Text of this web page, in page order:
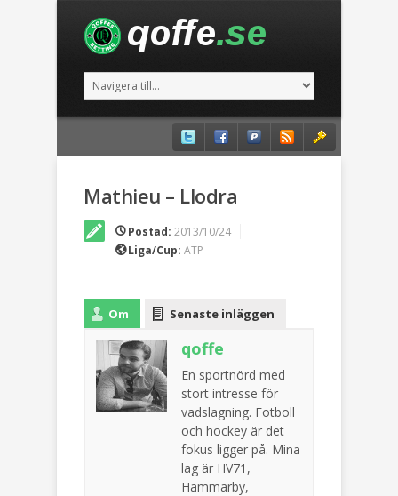
Mathieu – Llodra
Postad: 2013/10/24
Liga/Cup: ATP
Om Senaste inläggen
qoffe
En sportnörd med
stort intresse för
vadslagning. Fotboll
och hockey är det
fokus ligger på. Mina
lag är HV71,
Hammarby,